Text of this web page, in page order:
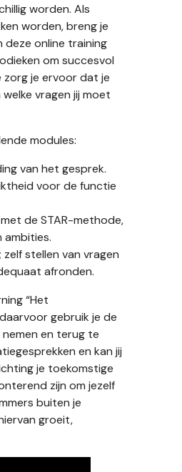
worden. Als
worden, breng je
deze online training
om succesvol
zorg je ervoor dat je
vragen jij moet
modules:
van het gesprek.
voor de functie
de STAR-methode,
ambities.
stellen van vragen
afronden.
“Het
gebruik je de
en terug te
en kan jij
je toekomstige
zijn om jezelf
buiten je
groeit,